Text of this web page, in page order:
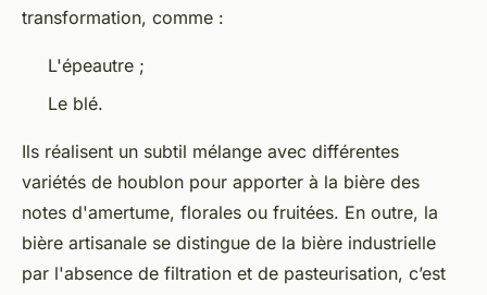
transformation, comme :
L'épeautre ;
Le blé.
Ils réalisent un subtil mélange avec différentes
variétés de houblon pour apporter à la bière des
notes d'amertume, florales ou fruitées. En outre, la
bière artisanale se distingue de la bière industrielle
par l'absence de filtration et de pasteurisation, c’est